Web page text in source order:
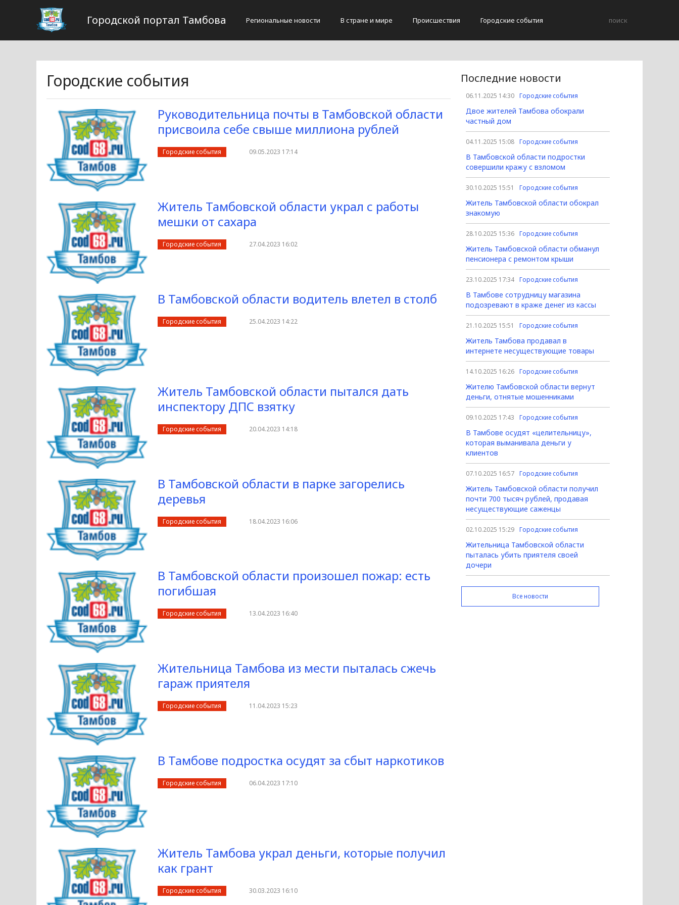
Городской портал Тамбова Региональные новости В стране и мире Происшествия Городские события
Городские события
Руководительница почты в Тамбовской области
присвоила себе свыше миллиона рублей
Городские события 09.05.2023 17:14
Житель Тамбовской области украл с работы
мешки от сахара
Городские события 27.04.2023 16:02
В Тамбовской области водитель влетел в столб
Городские события 25.04.2023 14:22
Житель Тамбовской области пытался дать
инспектору ДПС взятку
Городские события 20.04.2023 14:18
В Тамбовской области в парке загорелись
деревья
Городские события 18.04.2023 16:06
В Тамбовской области произошел пожар: есть
погибшая
Городские события 13.04.2023 16:40
Жительница Тамбова из мести пыталась сжечь
гараж приятеля
Городские события 11.04.2023 15:23
В Тамбове подростка осудят за сбыт наркотиков
Городские события 06.04.2023 17:10
Житель Тамбова украл деньги, которые получил
как грант
Городские события 30.03.2023 16:10
Последние новости
06.11.2025 14:30 Городские события
Двое жителей Тамбова обокрали
частный дом
04.11.2025 15:08 Городские события
В Тамбовской области подростки
совершили кражу с взломом
30.10.2025 15:51 Городские события
Житель Тамбовской области обокрал
знакомую
28.10.2025 15:36 Городские события
Житель Тамбовской области обманул
пенсионера с ремонтом крыши
23.10.2025 17:34 Городские события
В Тамбове сотрудницу магазина
подозревают в краже денег из кассы
21.10.2025 15:51 Городские события
Житель Тамбова продавал в
интернете несуществующие товары
14.10.2025 16:26 Городские события
Жителю Тамбовской области вернут
деньги, отнятые мошенниками
09.10.2025 17:43 Городские события
В Тамбове осудят «целительницу»,
которая выманивала деньги у
клиентов
07.10.2025 16:57 Городские события
Житель Тамбовской области получил
почти 700 тысяч рублей, продавая
несуществующие саженцы
02.10.2025 15:29 Городские события
Жительница Тамбовской области
пыталась убить приятеля своей
дочери
Все новости